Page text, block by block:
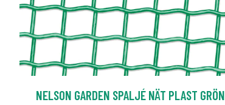
NELSON GARDEN SPALJÉ NÄT PLAST GRÖN